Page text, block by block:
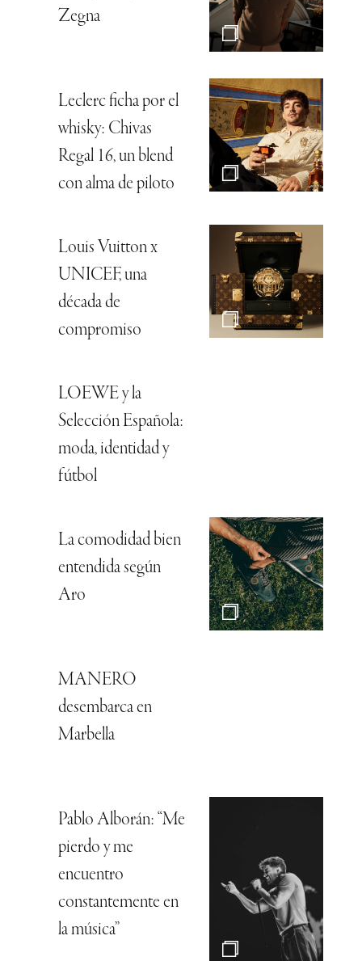
Zegna
Leclerc ficha por el
whisky: Chivas
Regal 16, un blend
con alma de piloto
Louis Vuitton x
UNICEF, una
década de
compromiso
LOEWE y la
Selección Española:
moda, identidad y
fútbol
La comodidad bien
entendida según
Aro
MANERO
desembarca en
Marbella
Pablo Alborán: “Me
pierdo y me
encuentro
constantemente en
la música”